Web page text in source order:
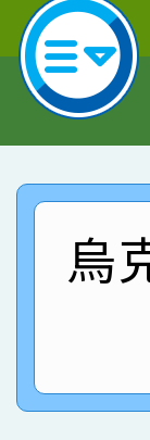
名
園
指
賀
賽
賀
賽
名
賀
倩
名
賀
園
指
賀
賽
賀
烏